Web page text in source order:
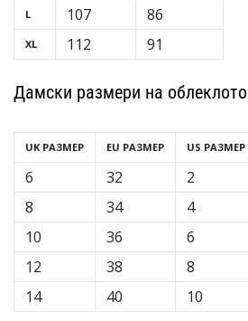
Имате
ли
собствен
блог,
страница
или
дискусионен
форум?
Накарайте
ги
да
генерират
приходи.
…
L
XL
107
112
86
91
Дамски размери на облеклото
UK РАЗМЕР
6
8
10
12
14
EU РАЗМЕР
32
34
36
38
40
US РАЗМЕР
2
4
6
8
10